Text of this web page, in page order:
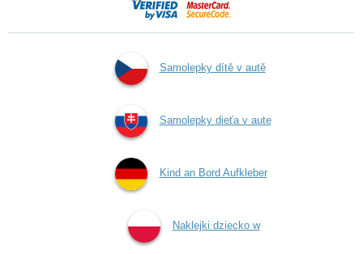
Samolepky dítě v autě
Samolepky dieťa v aute
Kind an Bord Aufkleber
Naklejki dziecko w